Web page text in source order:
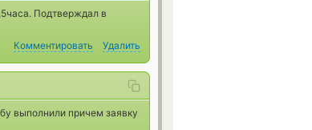
Подтверждал в
Комментировать
Удалить
выполнили причем заявку